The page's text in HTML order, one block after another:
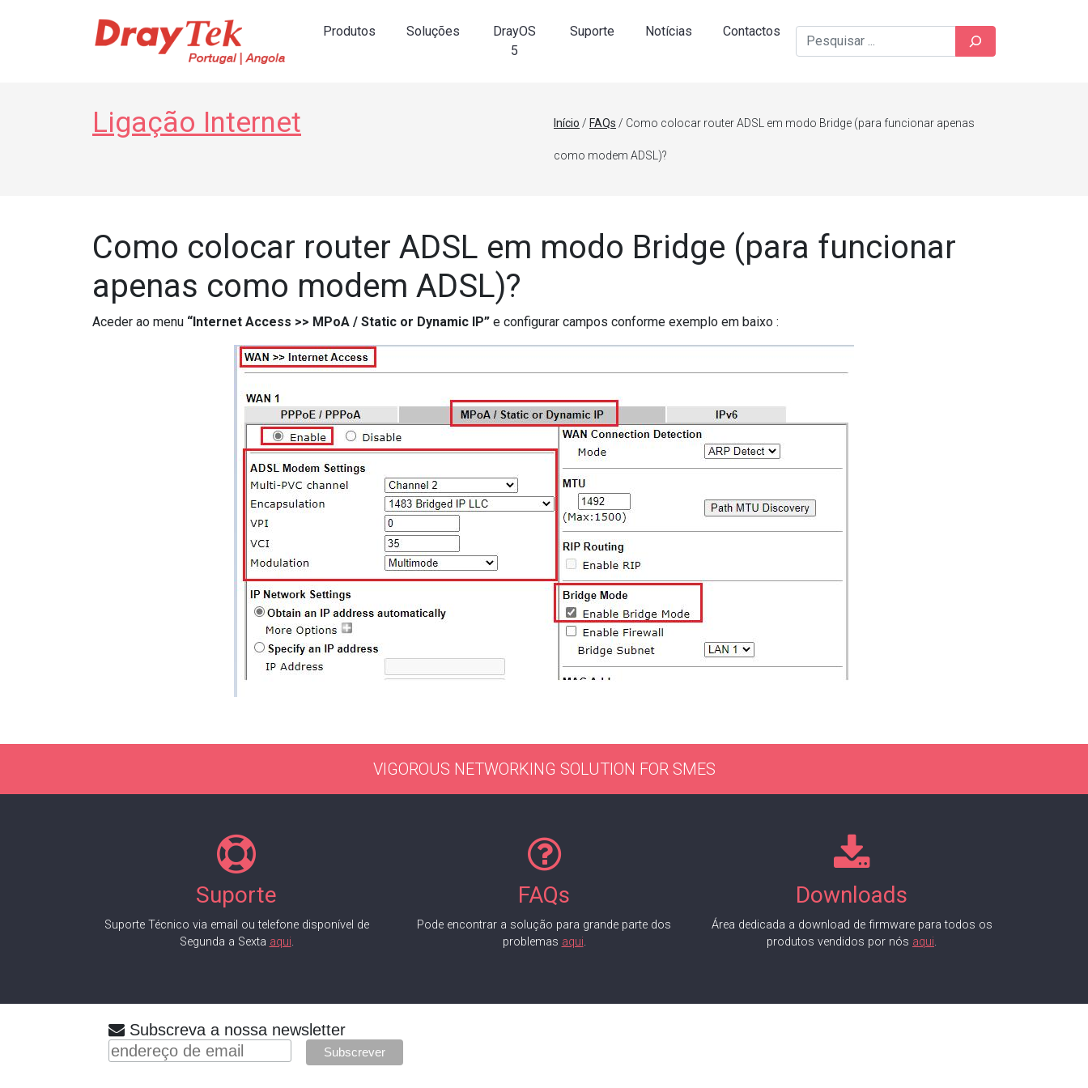
Navegação principal
Produtos Soluções
DrayOS
5
Suporte Notícias Contactos Pesquisar
Ligação Internet Início / FAQs / Como colocar router ADSL em modo Bridge (para funcionar apenas
como modem ADSL)?
Como colocar router ADSL em modo Bridge (para funcionar
apenas como modem ADSL)?
Aceder ao menu “Internet Access >> MPoA / Static or Dynamic IP” e configurar campos conforme exemplo em baixo :
VIGOROUS NETWORKING SOLUTION FOR SMES
Suporte
Suporte Técnico via email ou telefone disponível de
Segunda a Sexta aqui.
FAQs
Pode encontrar a solução para grande parte dos
problemas aqui.
Downloads
Área dedicada a download de firmware para todos os
produtos vendidos por nós aqui.
Subscreva a nossa newsletter